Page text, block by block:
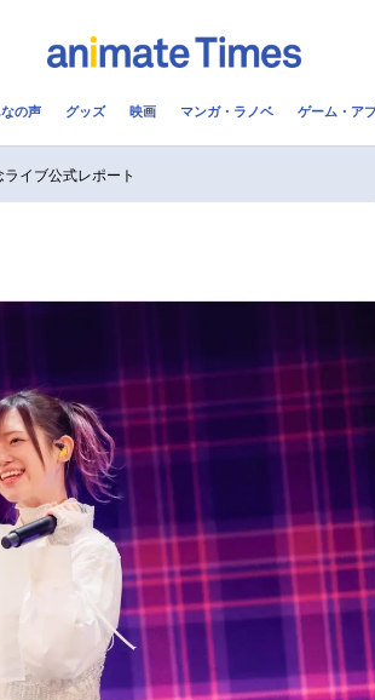
アニメ映画一覧
男性声優/女性声優一覧
今期アニメ
夏アニメ
FOLLOW US
の声 グッズ 映画 マンガ・ラノベ ゲーム・ア
イブ公式レポート